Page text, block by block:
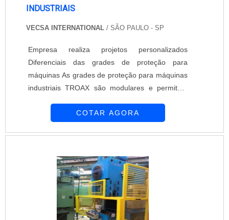
INDUSTRIAIS
VECSA INTERNATIONAL / SÃO PAULO - SP
Empresa realiza projetos personalizados
Diferenciais das grades de proteção para
máquinas As grades de proteção para máquinas
industriais TROAX são modulares e permitem
2.200mm (2.050mm de grade + 150 mm de
larguras padrão são 200mm, 300mm, 700mm,
800mm, 1.000mm,...
COTAR AGORA